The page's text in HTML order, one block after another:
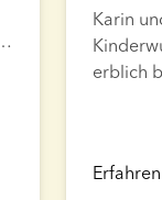
Karin
erblich
sein?